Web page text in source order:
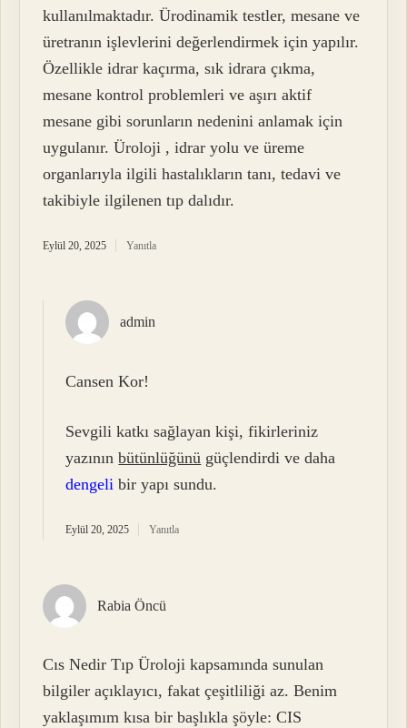
kullanılmaktadır. Ürodinamik testler, mesane ve
üretranın işlevlerini değerlendirmek için yapılır.
Özellikle idrar kaçırma, sık idrara çıkma,
mesane kontrol problemleri ve aşırı aktif
mesane gibi sorunların nedenini anlamak için
uygulanır. Üroloji , idrar yolu ve üreme
organlarıyla ilgili hastalıkların tanı, tedavi ve
takibiyle ilgilenen tıp dalıdır.
Eylül 20, 2025 Yanıtla
admin
Cansen Kor!
Sevgili katkı sağlayan kişi, fikirleriniz
yazınınbütünlüğünü güçlendirdi ve daha
dengeli bir yapı sundu.
Eylül 20, 2025 Yanıtla
Rabia Öncü
Cıs Nedir Tıp Üroloji kapsamında sunulan
bilgiler açıklayıcı, fakat çeşitliliği az. Benim
yaklaşımım kısa bir başlıkla şöyle: CIS